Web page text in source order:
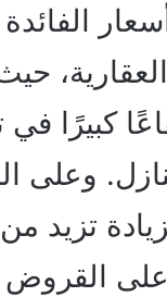
كبيرًا
وعلى
تزيد
القروض